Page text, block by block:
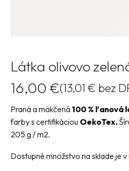
Látka olivovo
16,00 €(13,01 € bez
Praná a mäkčená 100 % ľanová
farby s certifikáciou OekoTex.
205 g / m2.
Dostupné množstvo na sklade je